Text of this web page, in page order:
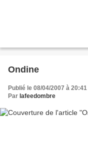
Ondine
Publié le 08/04/2007 à 20:41
Par lafeedombre